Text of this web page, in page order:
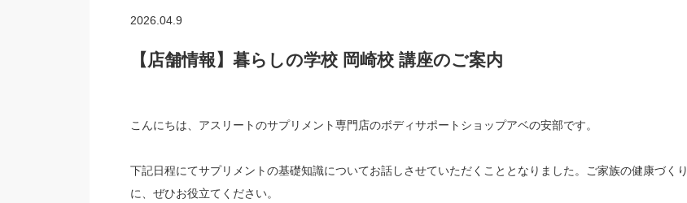
2026.04.9
【店舗情報】暮らしの学校 岡崎校 講座のご案内
こんにちは、アスリートのサプリメント専門店のボディサポートショップアベの安部です。
下記日程にてサプリメントの基礎知識についてお話しさせていただくこととなりました。ご家族の健康づくり
に、ぜひお役立てください。